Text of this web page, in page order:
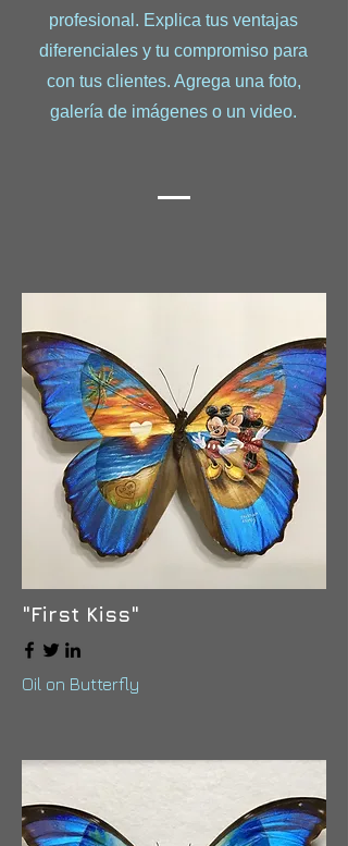
profesional. Explica tus ventajas
diferenciales y tu compromiso para
con tus clientes. Agrega una foto,
galería de imágenes o un video.
"First Kiss"
Oil on Butterfly